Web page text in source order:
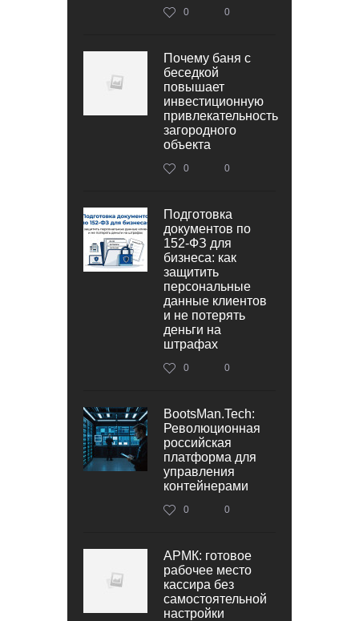
0 0
Почему баня с
беседкой
повышает
инвестиционную
привлекательность
загородного
объекта
0 0
Подготовка
документов по
152‑ФЗ для
бизнеса: как
защитить
персональные
данные клиентов
и не потерять
деньги на
штрафах
0 0
BootsMan.Tech:
Революционная
российская
платформа для
управления
контейнерами
0 0
АРМК: готовое
рабочее место
кассира без
самостоятельной
настройки